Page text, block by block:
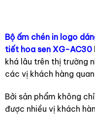
Bộ ấm chén in logo
tiết hoa sen XG-AC30
khá lâu trên thị trường
các vị khách hàng
Bởi sản phẩm không
được nhiều vị khách